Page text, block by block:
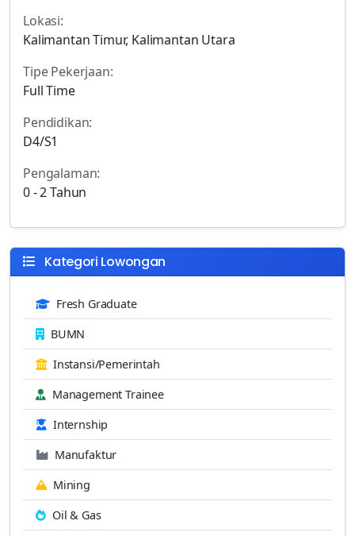
Lokasi:
Kalimantan Timur, Kalimantan Utara
Tipe Pekerjaan:
Full Time
Pendidikan:
D4/S1
Pengalaman:
0 - 2 Tahun
Kategori Lowongan
Fresh Graduate
BUMN
Instansi/Pemerintah
Management Trainee
Internship
Manufaktur
Mining
Oil & Gas